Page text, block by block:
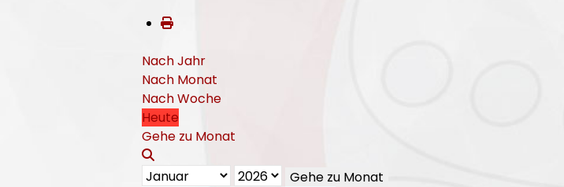
Nach Jahr
Nach Monat
Nach Woche
Heute
Gehe zu Monat
Gehe zu Monat